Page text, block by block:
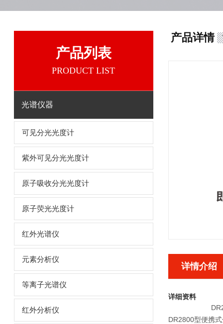
产品列表
PRODUCT LIST
光谱仪器
可见分光光度计
紫外可见分光光度计
原子吸收分光光度计
原子荧光光度计
红外光谱仪
元素分析仪
等离子光谱仪
红外分析仪
产品详情
详情介绍
详细资料
DR2800型便携